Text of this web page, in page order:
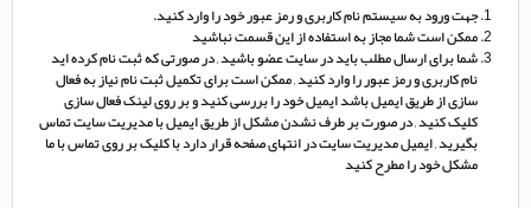
جهت ورود به سیستم نام کاربری و رمز عبور خود را وارد کنید.
ممکن است شما مجاز به استفاده از این قسمت نباشید
شما برای ارسال مطلب باید در سایت عضو باشید , در صورتی که ثبت نام کرده اید
نام کاربری و رمز عبور را وارد کنید , ممکن است برای تکمیل ثبت نام نیاز به فعال
سازی از طریق ایمیل باشد ایمیل خود را بررسی کنید و بر روی لینک فعال سازی
کلیک کنید , در صورت بر طرف نشدن مشکل از طریق ایمیل با مدیریت سایت تماس
بگیرید , ایمیل مدیریت سایت در انتهای صفحه قرار دارد با کلیک بر روی تماس با ما
مشکل خود را مطرح کنید